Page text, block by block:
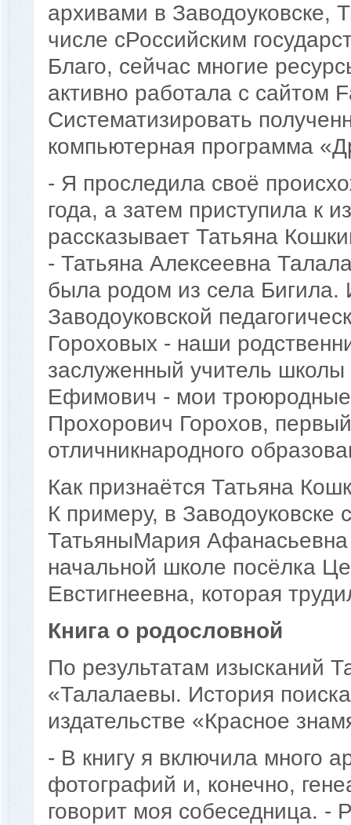
архивами в Заводоуковске,
числе сРоссийским
Благо, сейчас многие
активно работала с сайтом
Систематизировать
компьютерная программа
- Я проследила своё
года, а затем приступила к
рассказывает Татьяна
- Татьяна Алексеевна
была родом из села Бигила.
Заводоуковской
Гороховых - наши
заслуженный учитель
Ефимович - мои троюродные
Прохорович Горохов,
отличникнародного
Как признаётся Татьяна
К примеру, в Заводоуковске
ТатьяныМария Афанасьевна
начальной школе посёлка
Евстигнеевна, которая
Книга о родословной
По результатам изысканий
«Талалаевы. История
издательстве «Красное
- В книгу я включила много
фотографий и, конечно,
говорит моя собеседница. -